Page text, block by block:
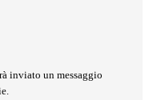
inviato un messaggio